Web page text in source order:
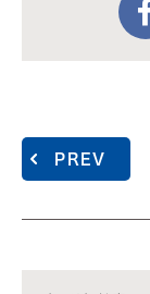
PREV